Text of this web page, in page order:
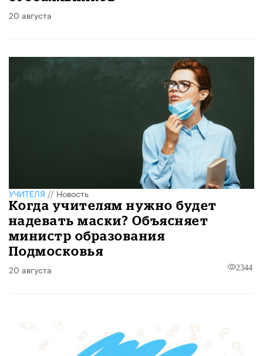
20 августа
УЧИТЕЛЯ//Новость
Когда учителям нужно будет
надевать маски? Объясняет
министр образования
Подмосковья
20 августа 2344